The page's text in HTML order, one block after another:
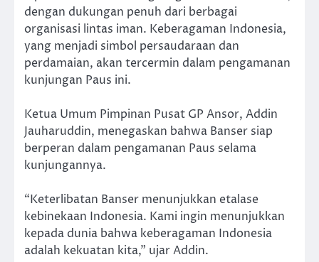
dengan dukungan penuh dari berbagai
organisasi lintas iman. Keberagaman Indonesia,
yang menjadi simbol persaudaraan dan
perdamaian, akan tercermin dalam pengamanan
kunjungan Paus ini.
Ketua Umum Pimpinan Pusat GP Ansor, Addin
Jauharuddin, menegaskan bahwa Banser siap
berperan dalam pengamanan Paus selama
kunjungannya.
“Keterlibatan Banser menunjukkan etalase
kebinekaan Indonesia. Kami ingin menunjukkan
kepada dunia bahwa keberagaman Indonesia
adalah kekuatan kita,” ujar Addin.